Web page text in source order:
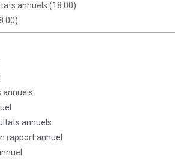
annuels (18:00)
annuels
annuels
rapport annuel